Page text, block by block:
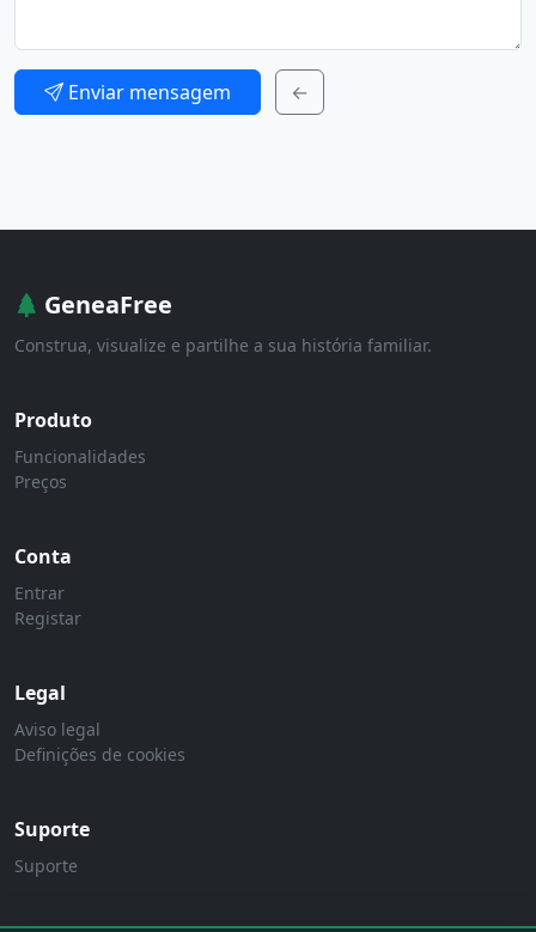
Enviar mensagem ←
GeneaFree
Construa, visualize e partilhe a sua história familiar.
Produto
Funcionalidades
Preços
Conta
Entrar
Registar
Legal
Aviso legal
Definições de cookies
Suporte
Suporte